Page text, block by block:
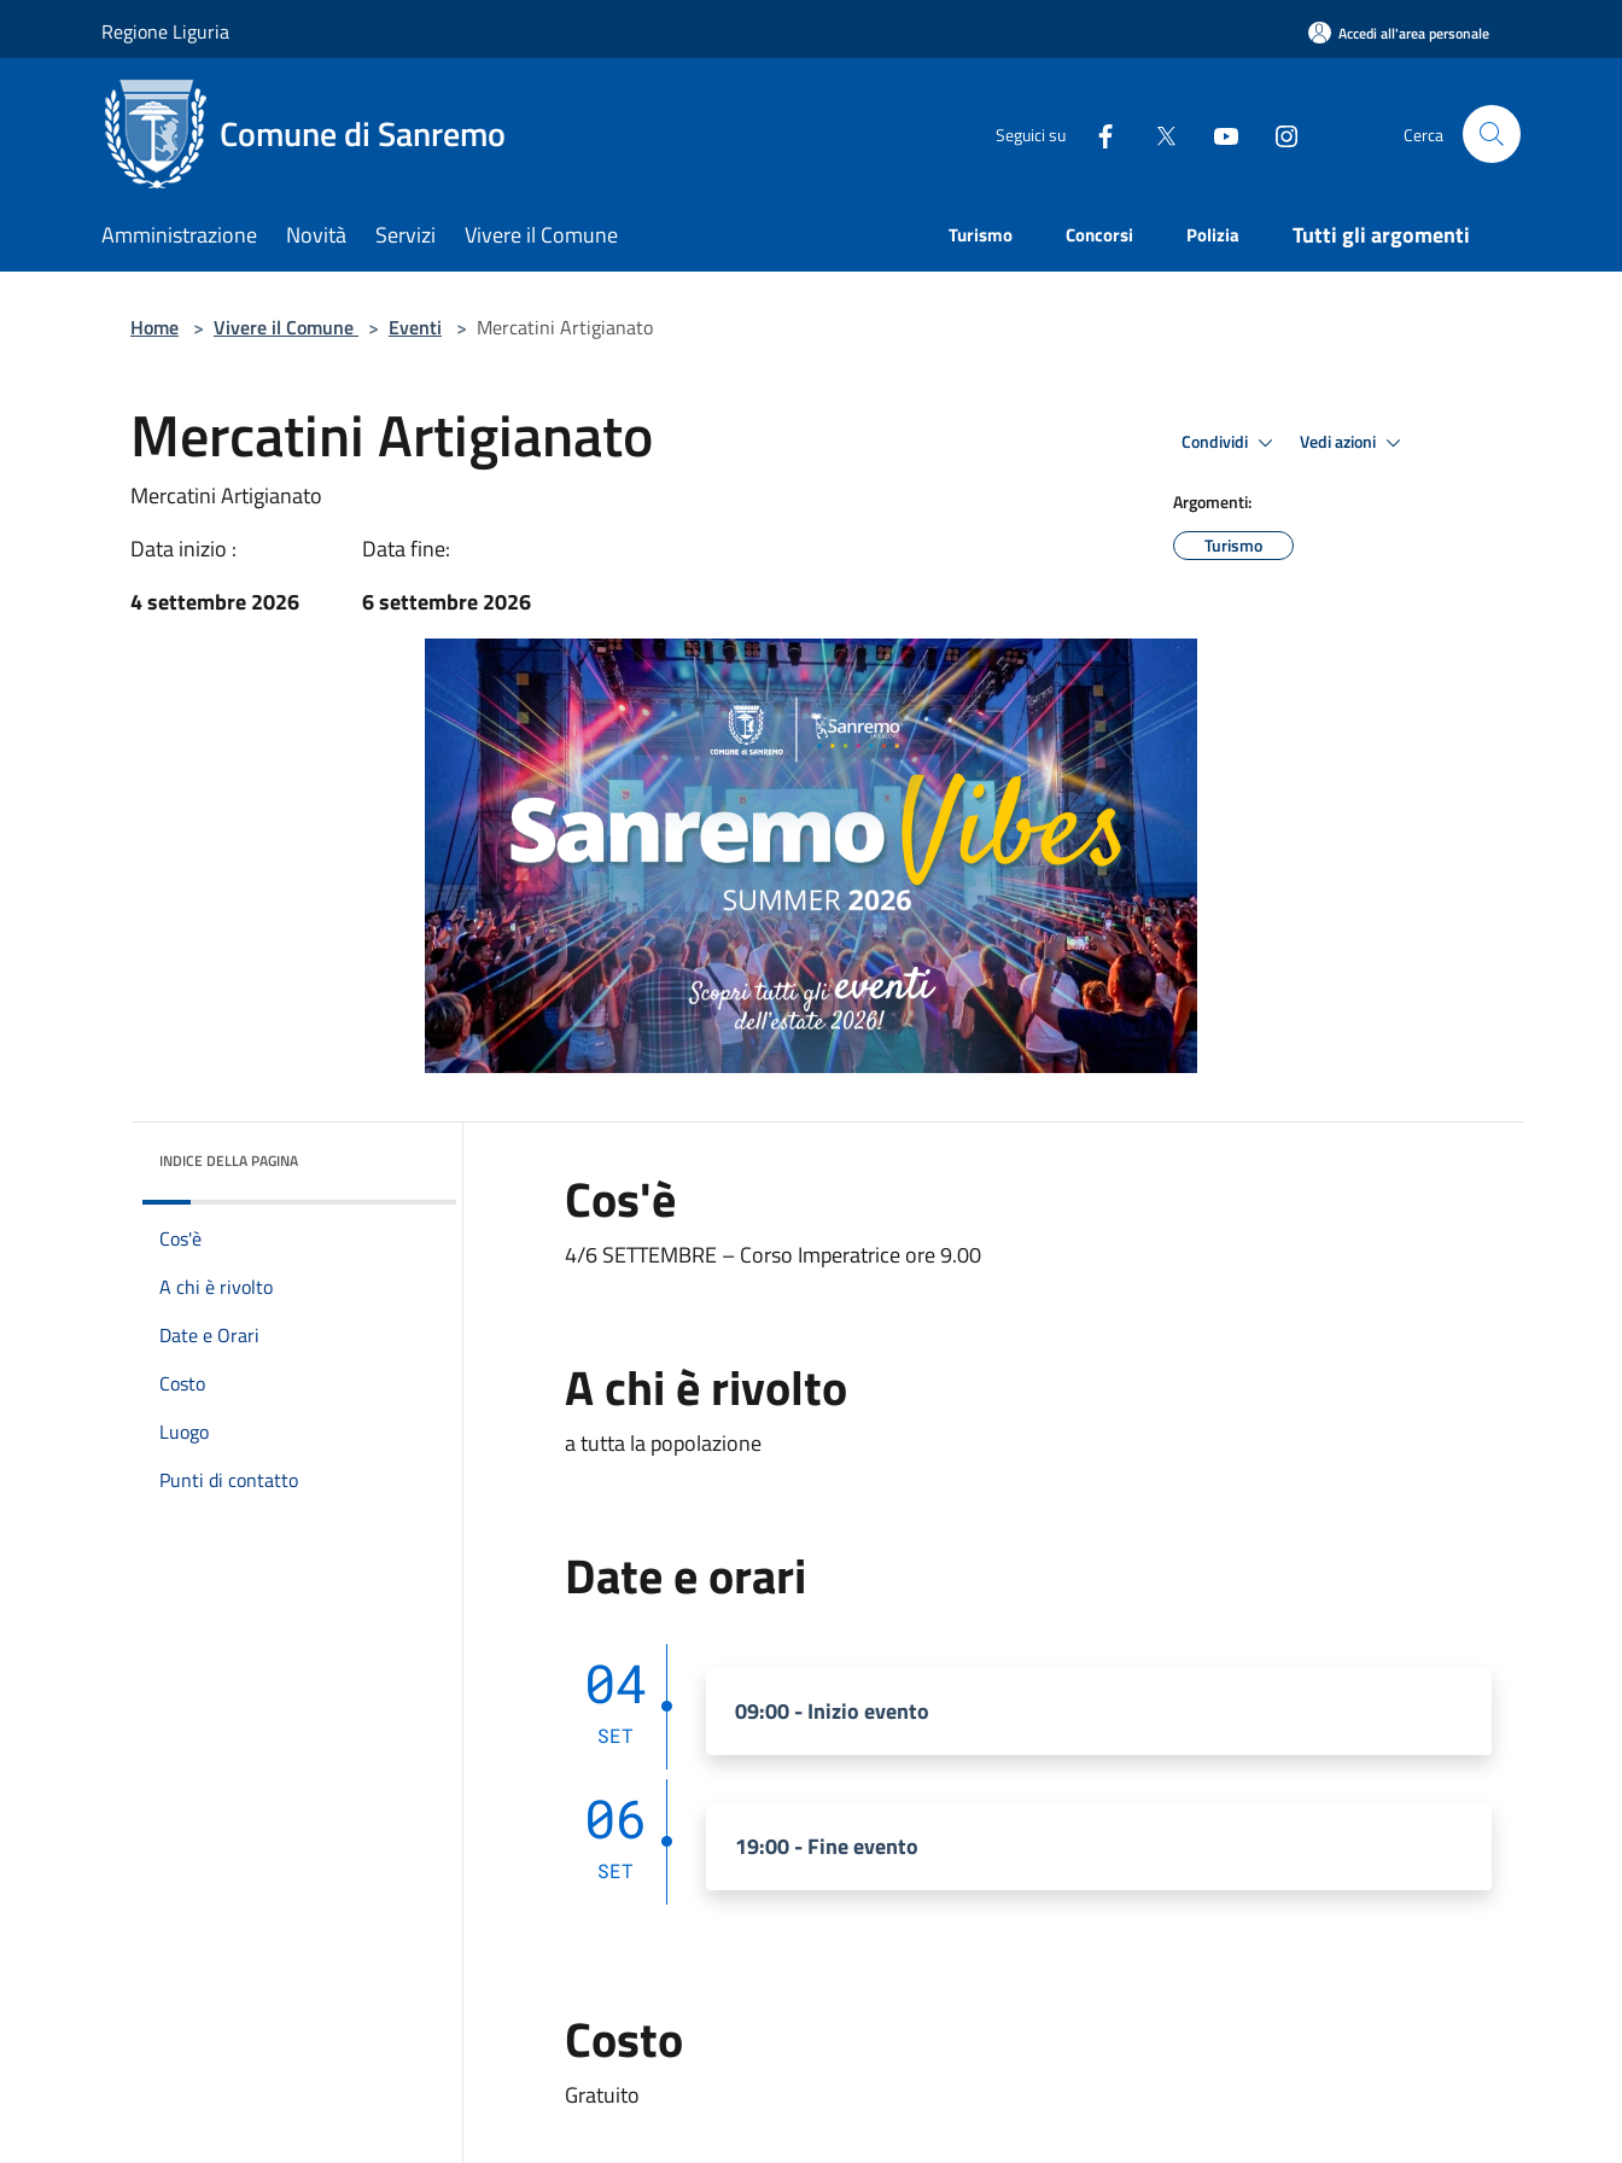
Regione Liguria Accedi all'area personale
Comune di Sanremo Seguici su Cerca
Amministrazione Novità Servizi Vivere il Comune Turismo Concorsi Polizia Tutti gli argomenti
Home > Vivere il Comune > Eventi > Mercatini Artigianato
Mercatini Artigianato
Mercatini Artigianato
Data inizio :
4 settembre 2026
Data fine:
6 settembre 2026
Condividi Vedi azioni
Argomenti:
Turismo
INDICE DELLA PAGINA
Cos'è
A chi è rivolto
Date e Orari
Costo
Luogo
Punti di contatto
Cos'è
4/6 SETTEMBRE – Corso Imperatrice ore 9.00
A chi è rivolto
a tutta la popolazione
Date e orari
04
SET
09:00 - Inizio evento
06
SET
19:00 - Fine evento
Costo
Gratuito